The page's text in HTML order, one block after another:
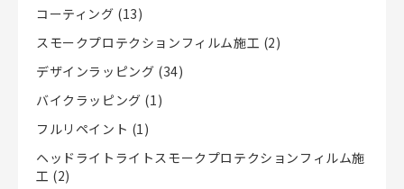
コーティング (13)
スモークプロテクションフィルム施工 (2)
デザインラッピング (34)
バイクラッピング (1)
フルリペイント (1)
ヘッドライトライトスモークプロテクションフィルム施
工 (2)